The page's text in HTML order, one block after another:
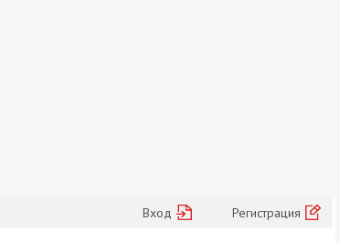
Вход Регистрация